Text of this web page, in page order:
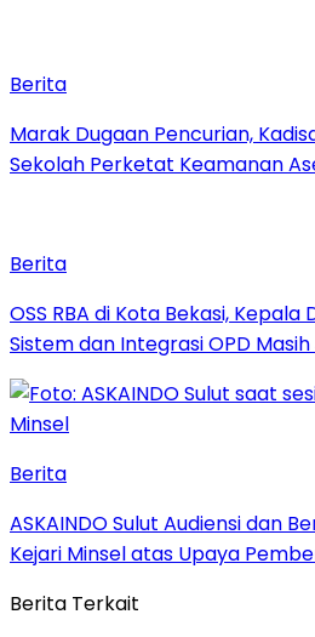
Berita
‎Marak Dugaan Pencurian,
Sekolah Perketat Keamanan
Berita
‎OSS RBA di Kota Bekasi, Kepala
Sistem dan Integrasi OPD Masih
Berita
ASKAINDO Sulut Audiensi dan
Kejari Minsel atas Upaya
Berita Terkait